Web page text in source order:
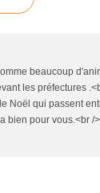
beaucoup
les préfectures
Noël qui passent
bien pour vous.<br